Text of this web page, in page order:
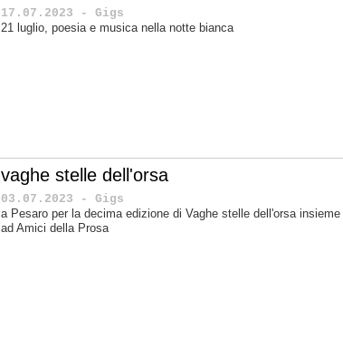
17.07.2023 - Gigs
21 luglio, poesia e musica nella notte bianca
vaghe stelle dell'orsa
03.07.2023 - Gigs
a Pesaro per la decima edizione di Vaghe stelle dell'orsa insieme
ad Amici della Prosa